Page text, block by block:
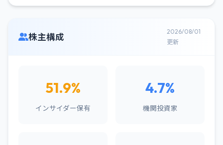
株主構成
2026/08/01
更新
51.9%
インサイダー保有
4.7%
機関投資家